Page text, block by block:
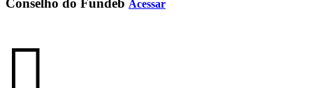
Conselho do Fundeb Acessar